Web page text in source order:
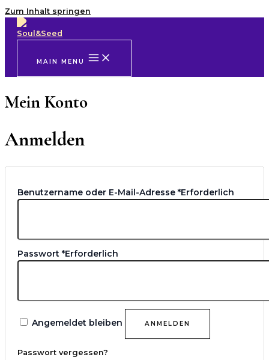
Zum Inhalt springen
MAIN MENU
Mein Konto
Anmelden
Benutzername oder E-Mail-Adresse *Erforderlich
Passwort *Erforderlich
Angemeldet bleiben ANMELDEN
Passwort vergessen?